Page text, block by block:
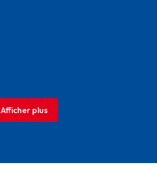
Afficher plus